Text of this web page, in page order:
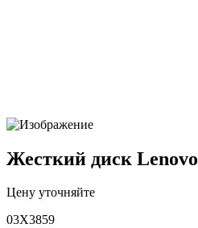
Жесткий диск Lenovo
Цену уточняйте
03X3859